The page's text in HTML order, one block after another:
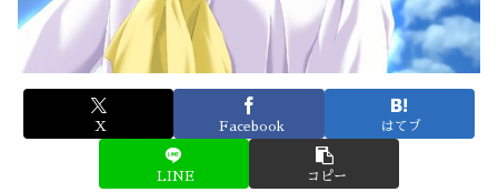
X Facebook はてブ
LINE コピー